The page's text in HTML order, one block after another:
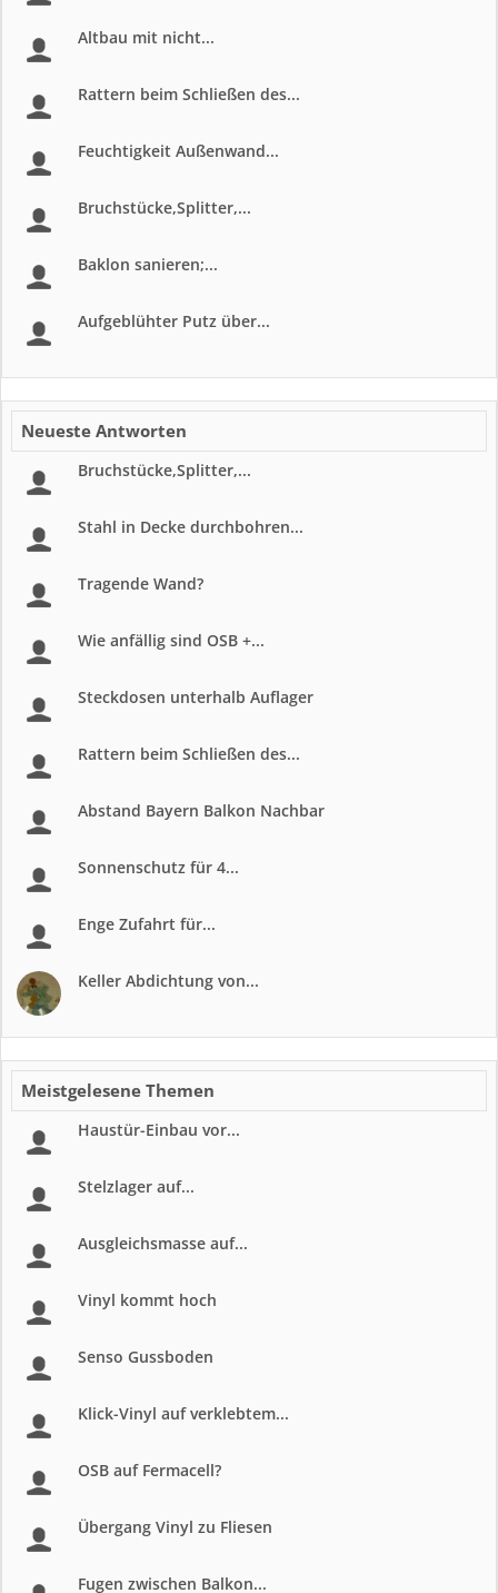
Altbau mit nicht...
Rattern beim Schließen des...
Feuchtigkeit Außenwand...
Bruchstücke,Splitter,...
Baklon sanieren;...
Aufgeblühter Putz über...
Neueste Antworten
Bruchstücke,Splitter,...
Stahl in Decke durchbohren...
Tragende Wand?
Wie anfällig sind OSB +...
Steckdosen unterhalb Auflager
Rattern beim Schließen des...
Abstand Bayern Balkon Nachbar
Sonnenschutz für 4...
Enge Zufahrt für...
Keller Abdichtung von...
Meistgelesene Themen
Haustür-Einbau vor...
Stelzlager auf...
Ausgleichsmasse auf...
Vinyl kommt hoch
Senso Gussboden
Klick-Vinyl auf verklebtem...
OSB auf Fermacell?
Übergang Vinyl zu Fliesen
Fugen zwischen Balkon...